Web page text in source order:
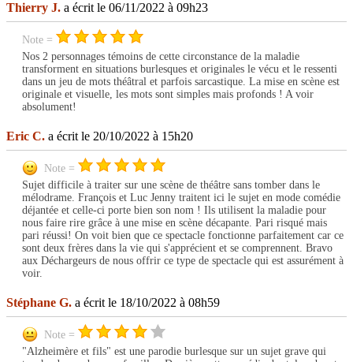
Thierry J. a écrit le 06/11/2022 à 09h23
Note =
Nos 2 personnages témoins de cette circonstance de la maladie
transforment en situations burlesques et originales le vécu et le ressenti
dans un jeu de mots théâtral et parfois sarcastique. La mise en scène est
originale et visuelle, les mots sont simples mais profonds ! A voir
absolument!
Eric C. a écrit le 20/10/2022 à 15h20
Note =
Sujet difficile à traiter sur une scène de théâtre sans tomber dans le
mélodrame. François et Luc Jenny traitent ici le sujet en mode comédie
déjantée et celle-ci porte bien son nom ! Ils utilisent la maladie pour
nous faire rire grâce à une mise en scène décapante. Pari risqué mais
pari réussi! On voit bien que ce spectacle fonctionne parfaitement car ce
sont deux frères dans la vie qui s'apprécient et se comprennent. Bravo
aux Déchargeurs de nous offrir ce type de spectacle qui est assurément à
voir.
Stéphane G. a écrit le 18/10/2022 à 08h59
Note =
"Alzheimère et fils" est une parodie burlesque sur un sujet grave qui